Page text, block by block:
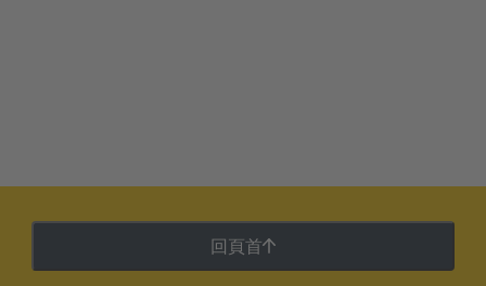
回頁首